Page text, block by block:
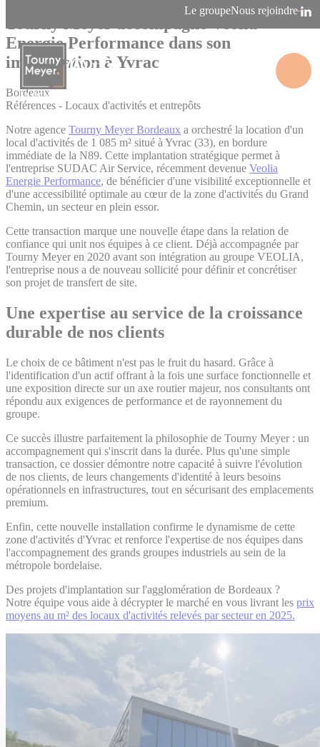
Le groupeNous rejoindre
La connaissance des territoires
Energie Performance dans son
implantation à Yvrac
Bordeaux
Références - Locaux d'activités et entrepôts
Notre agence Tourny Meyer Bordeaux a orchestré la location d'un
local d'activités de 1 085 m² situé à Yvrac (33), en bordure
immédiate de la N89. Cette implantation stratégique permet à
l'entreprise SUDAC Air Service, récemment devenue Veolia
Energie Performance, de bénéficier d'une visibilité exceptionnelle et
d'une accessibilité optimale au cœur de la zone d'activités du Grand
Chemin, un secteur en plein essor.
Cette transaction marque une nouvelle étape dans la relation de
confiance qui unit nos équipes à ce client. Déjà accompagnée par
Tourny Meyer en 2020 avant son intégration au groupe VEOLIA,
l'entreprise nous a de nouveau sollicité pour définir et concrétiser
son projet de transfert de site.
Une expertise au service de la croissance
durable de nos clients
Le choix de ce bâtiment n'est pas le fruit du hasard. Grâce à
l'identification d'un actif offrant à la fois une surface fonctionnelle et
une exposition directe sur un axe routier majeur, nos consultants ont
répondu aux exigences de performance et de rayonnement du
groupe.
Ce succès illustre parfaitement la philosophie de Tourny Meyer : un
accompagnement qui s'inscrit dans la durée. Plus qu'une simple
transaction, ce dossier démontre notre capacité à suivre l'évolution
de nos clients, de leurs changements d'identité à leurs besoins
opérationnels en infrastructures, tout en sécurisant des emplacements
premium.
Enfin, cette nouvelle installation confirme le dynamisme de cette
zone d'activités d'Yvrac et renforce l'expertise de nos équipes dans
l'accompagnement des grands groupes industriels au sein de la
métropole bordelaise.
Des projets d'implantation sur l'agglomération de Bordeaux ?
Notre équipe vous aide à décrypter le marché en vous livrant les prix
moyens au m² des locaux d'activités relevés par secteur en 2025.